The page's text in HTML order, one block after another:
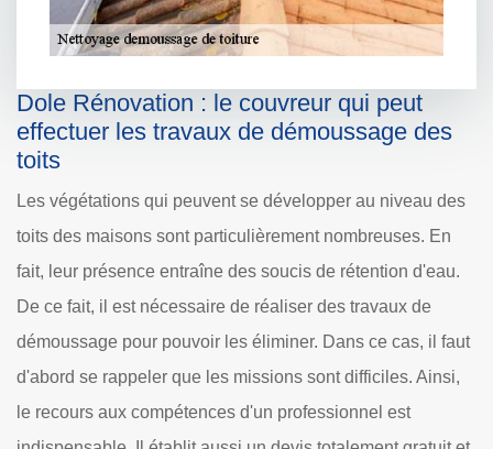
Dole Rénovation : le couvreur qui peut
effectuer les travaux de démoussage des
toits
Les végétations qui peuvent se développer au niveau des
toits des maisons sont particulièrement nombreuses. En
fait, leur présence entraîne des soucis de rétention d'eau.
De ce fait, il est nécessaire de réaliser des travaux de
démoussage pour pouvoir les éliminer. Dans ce cas, il faut
d'abord se rappeler que les missions sont difficiles. Ainsi,
le recours aux compétences d'un professionnel est